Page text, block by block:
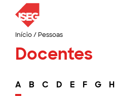
Início/ Pessoas
Docentes
A B C D E F G H